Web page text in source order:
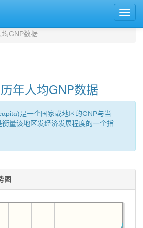
均GNP数据
年人均GNP数据
是一个国家或地区的GNP与当
量该地区发经济发展程度的一个指
图